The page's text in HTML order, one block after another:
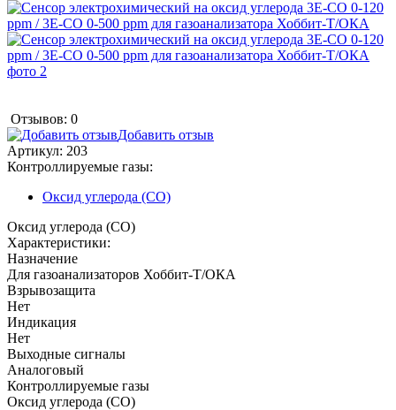
Отзывов: 0
Добавить отзыв
Артикул: 203
Контроллируемые газы:
Оксид углерода (CO)
Оксид углерода (CO)
Характеристики:
Назначение
Для газоанализаторов Хоббит-Т/ОКА
Взрывозащита
Нет
Индикация
Нет
Выходные сигналы
Аналоговый
Контроллируемые газы
Оксид углерода (CO)